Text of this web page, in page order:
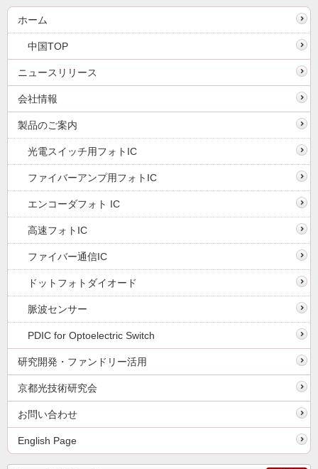
ホーム
中国TOP
ニュースリリース
会社情報
製品のご案内
光電スイッチ用フォトIC
ファイバーアンプ用フォトIC
エンコーダフォト IC
高速フォトIC
ファイバー通信IC
ドットフォトダイオード
脈波センサー
PDIC for Optoelectric Switch
研究開発・ファンドリー活用
京都光技術研究会
お問い合わせ
English Page